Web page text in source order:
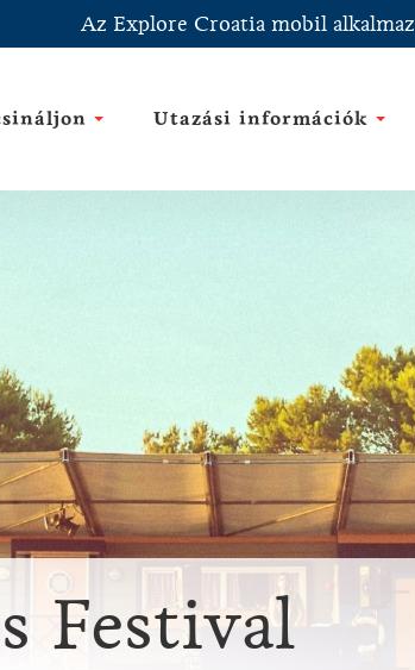
Az Explore Croatia mobil
Utazási információk
Festival